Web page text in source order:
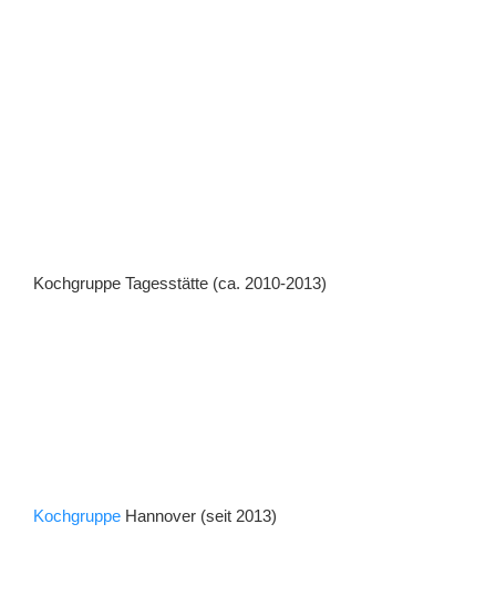
Kochgruppe Tagesstätte (ca. 2010-2013)
Kochgruppe Hannover (seit 2013)